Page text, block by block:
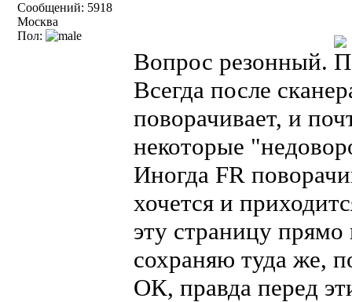
Сообщений: 5918
Москва
Пол:
Вопрос резонный.
Всегда после
поворачивает, и
некоторые
Иногда FR
хочется и
эту страницу
сохраняю туда же,
ОК, правда перед